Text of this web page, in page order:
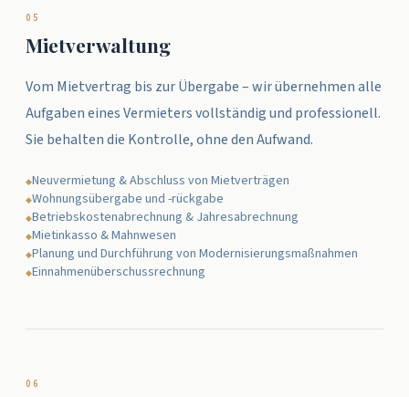
05
Mietverwaltung
Vom Mietvertrag bis zur Übergabe – wir übernehmen alle
Aufgaben eines Vermieters vollständig und professionell.
Sie behalten die Kontrolle, ohne den Aufwand.
◆Neuvermietung & Abschluss von Mietverträgen
◆Wohnungsübergabe und -rückgabe
◆Betriebskostenabrechnung & Jahresabrechnung
◆Mietinkasso & Mahnwesen
◆Planung und Durchführung von Modernisierungsmaßnahmen
◆Einnahmenüberschussrechnung
06